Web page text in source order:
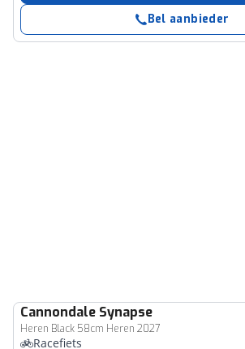
Bel aanbieder
Cannondale Synapse
Heren Black 58cm Heren 2027
Racefiets